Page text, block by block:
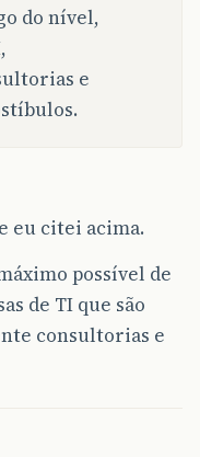
do nível,
e
eu citei acima.
possível de
de TI que são
consultorias e